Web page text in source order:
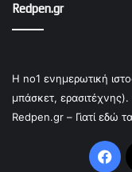
Redpen.gr
Η no1 ενημερωτική
μπάσκετ, ερασιτέχνης).
Redpen.gr – Γιατί εδώ